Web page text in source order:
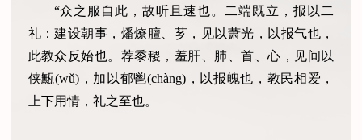
“众之服自此，故听且速也。二端既立，报以二
礼：建设朝事，燔燎膻、芗，见以萧光，以报气也，
此教众反始也。荐黍稷，羞肝、肺、首、心，见间以
侠甒(wǔ)，加以郁鬯(chàng)，以报魄也，教民相爱，
上下用情，礼之至也。